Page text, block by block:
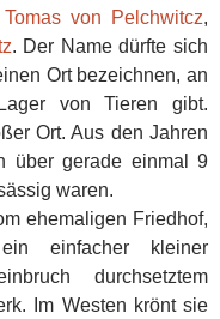
Tomas von Pelchwitcz,
. Der Name dürfte sich
Ort bezeichnen, an
von Tieren gibt.
Ort. Aus den Jahren
über gerade einmal 9
waren.
ehemaligen Friedhof,
einfacher kleiner
durchsetztem
Im Westen krönt sie